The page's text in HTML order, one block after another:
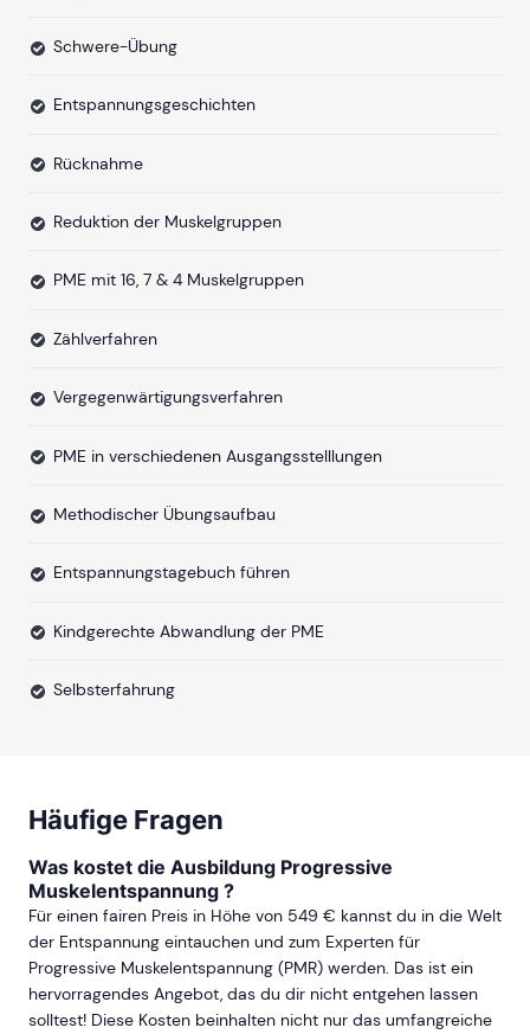
Schwere-Übung
Entspannungsgeschichten
Rücknahme
Reduktion der Muskelgruppen
PME mit 16, 7 & 4 Muskelgruppen
Zählverfahren
Vergegenwärtigungsverfahren
PME in verschiedenen Ausgangsstelllungen
Methodischer Übungsaufbau
Entspannungstagebuch führen
Kindgerechte Abwandlung der PME
Selbsterfahrung
Häufige Fragen
Was kostet die Ausbildung Progressive
Muskelentspannung ?
Für einen fairen Preis in Höhe von 549 € kannst du in die Welt
der Entspannung eintauchen und zum Experten für
Progressive Muskelentspannung (PMR) werden. Das ist ein
hervorragendes Angebot, das du dir nicht entgehen lassen
solltest! Diese Kosten beinhalten nicht nur das umfangreiche